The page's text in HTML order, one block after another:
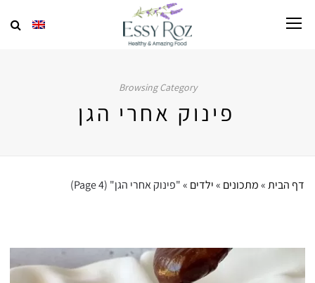
Browsing Category
פינוק אחרי הגן
דף הבית»מתכונים »ילדים »"פינוק אחרי הגן" (Page 4)